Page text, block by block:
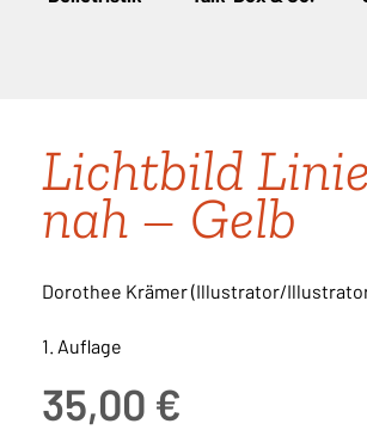
Lichtbild
nah – Gelb
Dorothee Krämer (Illustrator/
1. Auflage
35,00 €